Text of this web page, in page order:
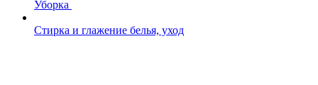
Уборка
Стирка и глажение белья, уход